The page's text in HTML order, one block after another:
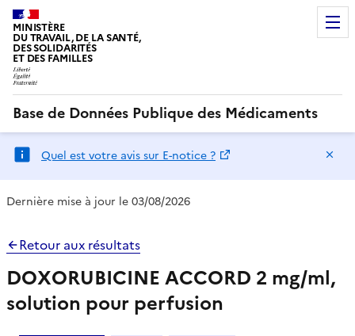
MINISTÈRE
DU TRAVAIL, DE LA SANTÉ,
DES SOLIDARITÉS
ET DES FAMILLES
Base de Données Publique des Médicaments
Quel est votre avis sur E-notice ?
Dernière mise à jour le 03/08/2026
Retour aux résultats
DOXORUBICINE ACCORD 2 mg/ml,
solution pour perfusion